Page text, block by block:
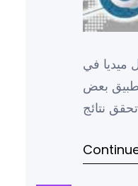
ميديا في
بعض
نتائج
أصبحت